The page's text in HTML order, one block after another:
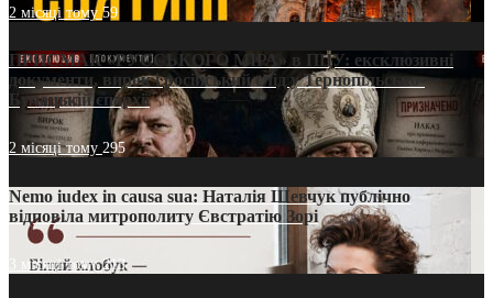
2 місяці тому59
ПРИСМАК «РУССЬКОГО МІРА» в ПЦУ: ексклюзивні
документи, вирок і російський слід у Тернопільсько-
Бучацькій єпархії
2 місяці тому 295
Nemo iudex in causa sua: Наталія Шевчук публічно
відповіла митрополиту Євстратію Зорі
3 місяці тому213